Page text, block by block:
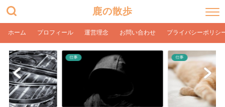
鹿の散歩
ホーム プロフィール 運営理念 お問い合わせ プライバシーポリシ
仕事 仕事